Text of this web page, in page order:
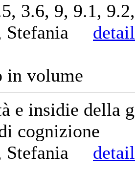
3.6, 9, 9.1,
Stefania
in volume
e insidie della
cognizione
Stefania